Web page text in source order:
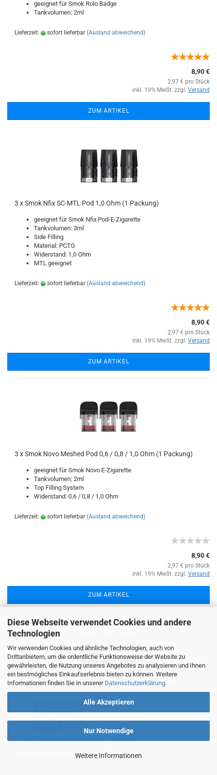
Diese Webseite verwendet Cookies und andere
Technologien
Wir verwenden Cookies und ähnliche Technologien, auch von
Drittanbietern, um die ordentliche Funktionsweise der Website zu
gewährleisten, die Nutzung unseres Angebotes zu analysieren und Ihnen
ein bestmögliches Einkaufserlebnis bieten zu können. Weitere
Informationen finden Sie in unserer Datenschutzerklärung.
Alle Akzeptieren
Nur Notwendige
Weitere Informationen
geeignet für Smok Rolo Badge
Tankvolumen: 2ml
Lieferzeit: sofort lieferbar (Ausland abweichend)
8,90 €
2,97 € pro Stück
inkl. 19% MwSt. zzgl. Versand
ZUM ARTIKEL
3 x Smok Nfix SC-MTL Pod 1,0 Ohm (1 Packung)
geeignet für Smok Nfix Pod-E-Zigarette
Tankvolumen: 3ml
Side Filling
Material: PCTG
Widerstand: 1,0 Ohm
MTL geeignet
Lieferzeit: sofort lieferbar (Ausland abweichend)
8,90 €
2,97 € pro Stück
inkl. 19% MwSt. zzgl. Versand
ZUM ARTIKEL
3 x Smok Novo Meshed Pod 0,6 / 0,8 / 1,0 Ohm (1 Packung)
geeignet für Smok Novo E-Zigarette
Tankvolumen: 2ml
Top Filling System
Widerstand: 0,6 / 0,8 / 1,0 Ohm
Lieferzeit: sofort lieferbar (Ausland abweichend)
8,90 €
2,97 € pro Stück
inkl. 19% MwSt. zzgl. Versand
ZUM ARTIKEL
3 x Smok Arco Pod 0,4 / 0,6 / 0,8 / 1,1 Ohm (1 Packung)
geeignet für Smok Arco Digi, Arco E1
Tankvolumen: 3ml
Top Filling System
sofort lieferbar (Ausland abweichend)